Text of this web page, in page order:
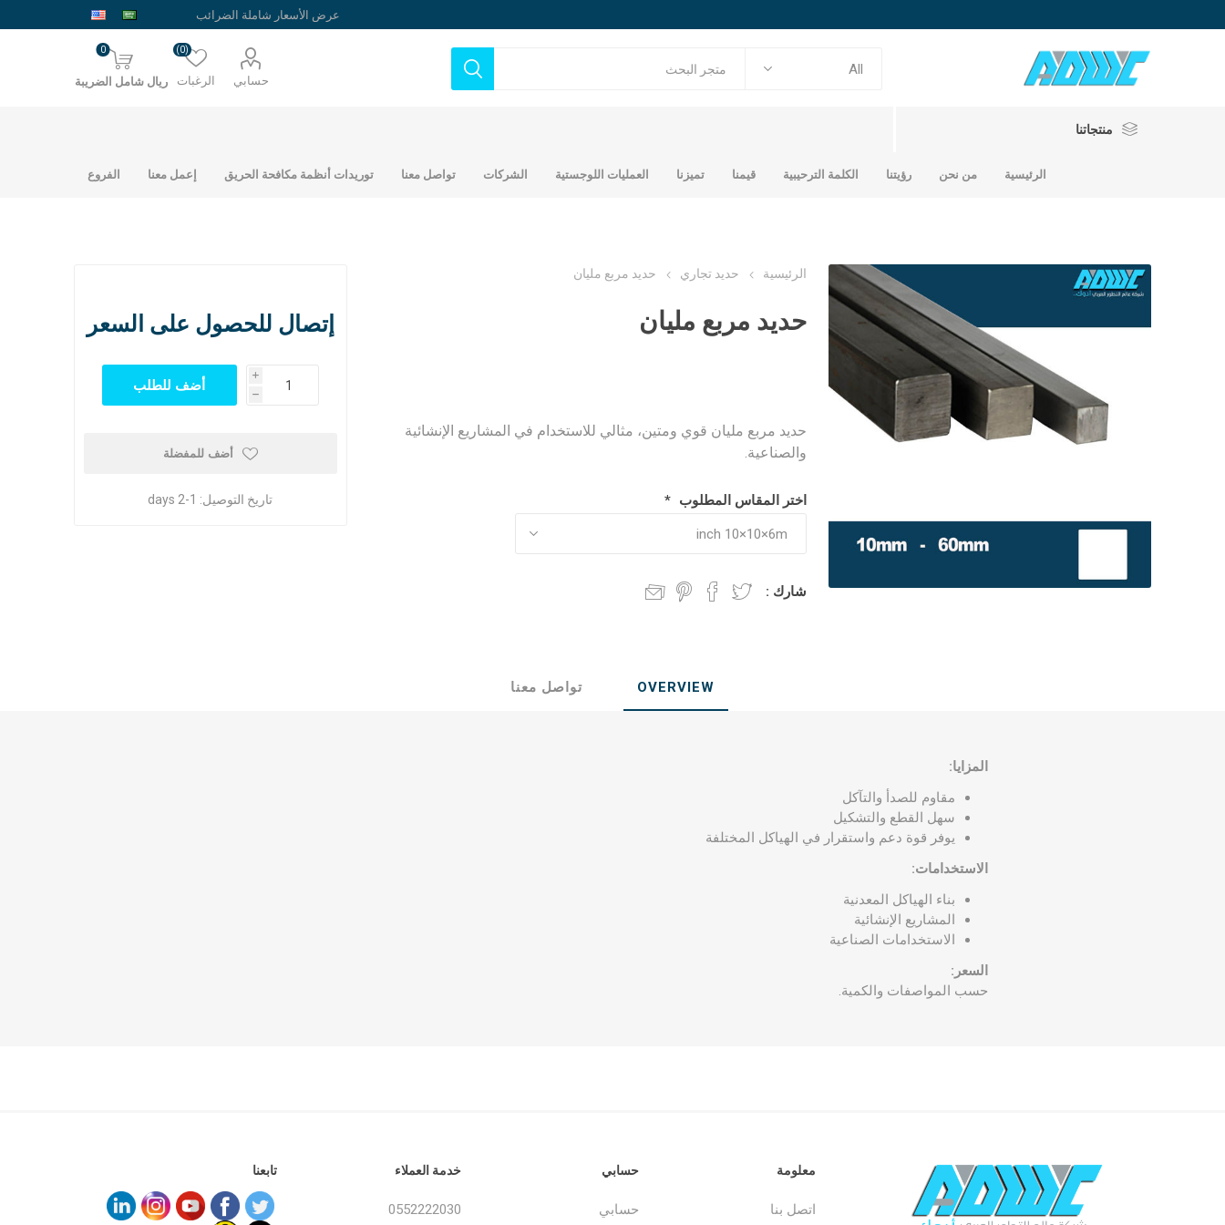
حسابي الرغبات
(0)
0
ريال شامل الضريبة
منتجاتنا
حديد تسليح
حديد اماراتي
حديد مجدول جندال
حديد وطني
حديد الراجحي
حديد تجاري
الواح فلندي
حديد شبك ارضيات
الرئيسية من نحن رؤيتنا الكلمة الترحيبية قيمنا تميزنا العمليات اللوجستية الشركات
حديد سابك حديد الامارات حديد الراجحي
تواصل معنا توريدات أنظمة مكافحة الحريق إعمل معنا الفروع
الرئيسية حديد تجاري حديد مربع مليان
حديد مربع مليان
حديد مربع مليان قوي ومتين، مثالي للاستخدام في المشاريع الإنشائية
والصناعية.
اختر المقاس المطلوب *
شارك :
إتصال للحصول على السعر
i
h
أضف للمفضلة
تاريخ التوصيل: 1-2 days
OVERVIEW تواصل معنا
المزايا:
مقاوم للصدأ والتآكل
سهل القطع والتشكيل
يوفر قوة دعم واستقرار في الهياكل المختلفة
الاستخدامات:
بناء الهياكل المعدنية
المشاريع الإنشائية
الاستخدامات الصناعية
السعر:
حسب المواصفات والكمية.
معلومة
اتصل بنا
حسابي
حسابي
خدمة العملاء
0552222030
تابعنا